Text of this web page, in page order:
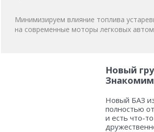
Минимизируем влияние топлива
на современные моторы легковых
Новый
Новый БАЗ
полностью
и есть что-